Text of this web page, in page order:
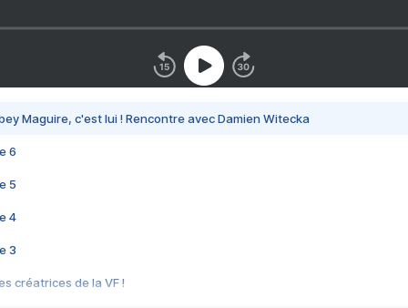
Maguire, c'est lui ! Rencontre avec Damien Witecka
6
5
4
3
créatrices de la VF !